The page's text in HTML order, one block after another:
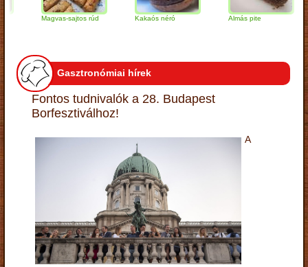
Magvas-sajtos rúd Kakaós néró Almás pite
Gasztronómiai hírek
Fontos tudnivalók a 28. Budapest
Borfesztiválhoz!
A